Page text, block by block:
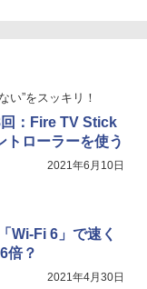
い”をスッキリ！
回：Fire TV Stick
ローラーを使う
2021年6月10日
Wi-Fi 6」で速く
倍？
2021年4月30日